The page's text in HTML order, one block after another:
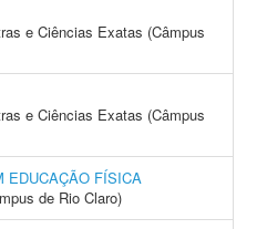
e Ciências Exatas (Câmpus
e Ciências Exatas (Câmpus
EDUCAÇÃO FÍSICA
de Rio Claro)